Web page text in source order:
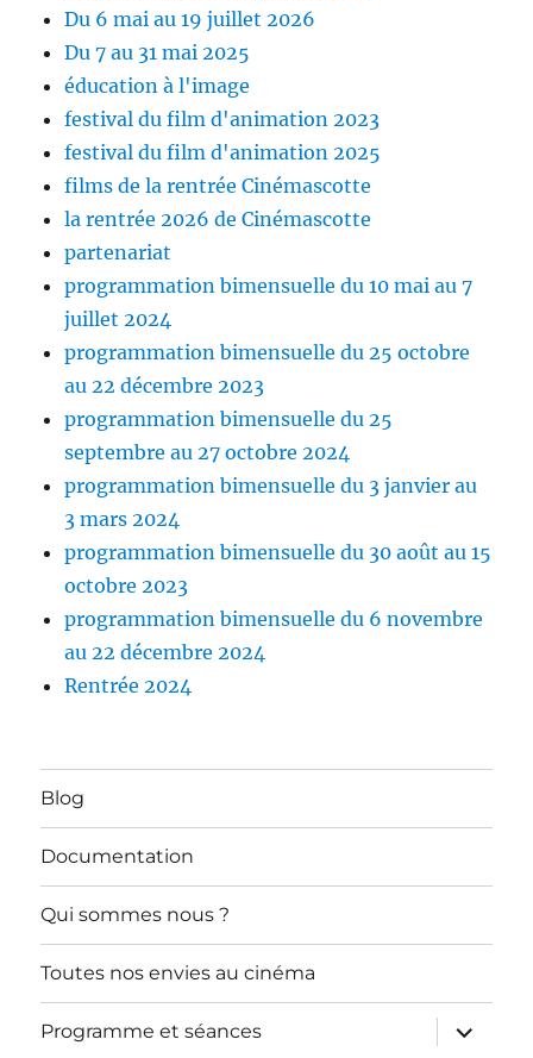
Du 6 mai au 19 juillet 2026
Du 7 au 31 mai 2025
éducation à l'image
festival du film d'animation 2023
festival du film d'animation 2025
films de la rentrée Cinémascotte
la rentrée 2026 de Cinémascotte
partenariat
programmation bimensuelle du 10 mai au 7
juillet 2024
programmation bimensuelle du 25 octobre
au 22 décembre 2023
programmation bimensuelle du 25
septembre au 27 octobre 2024
programmation bimensuelle du 3 janvier au
3 mars 2024
programmation bimensuelle du 30 août au 15
octobre 2023
programmation bimensuelle du 6 novembre
au 22 décembre 2024
Rentrée 2024
Blog
Documentation
Qui sommes nous ?
Toutes nos envies au cinéma
Programme et séances
ouvrir
le